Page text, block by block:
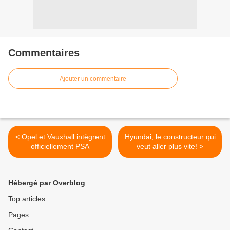
Commentaires
Ajouter un commentaire
< Opel et Vauxhall intègrent
officiellement PSA
Hyundai, le constructeur qui
veut aller plus vite! >
Hébergé par Overblog
Top articles
Pages